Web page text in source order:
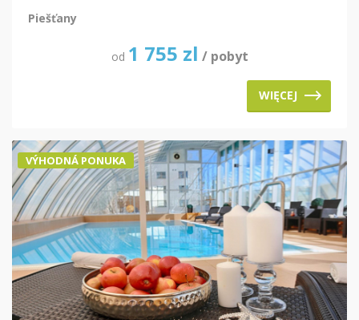
Piešťany
od 1 755 zl / pobyt
WIĘCEJ
VÝHODNÁ PONUKA